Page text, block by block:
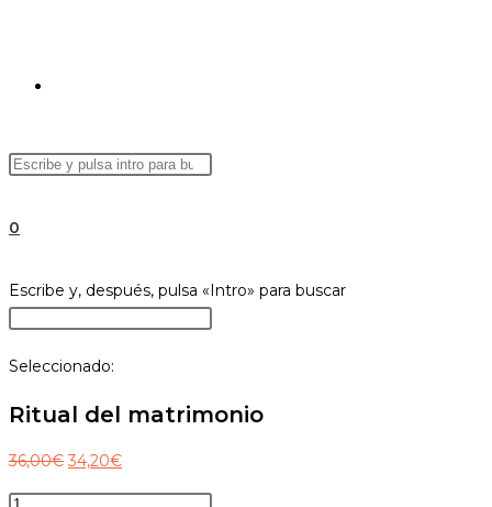
DE
Buscar
esta
panel
de
0
Buscar
en
web
Escribe y, después, pulsa «Intro» para buscar
el
Seleccionado:
Ritual del matrimonio
36,00€ El
34,20€El
Ritual